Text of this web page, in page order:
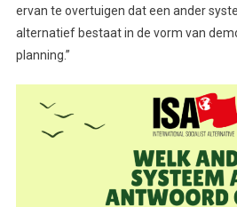
ervan te overtuigen dat een ander
alternatief bestaat in de vorm van
planning.”